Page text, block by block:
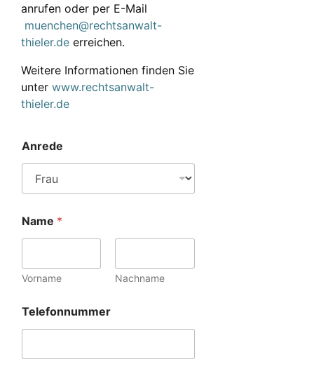
anrufen oder per E-Mail
muenchen@rechtsanwalt-
thieler.de erreichen.
Weitere Informationen finden Sie
unter www.rechtsanwalt-
thieler.de
Anrede
Name *
Vorname Nachname
Telefonnummer